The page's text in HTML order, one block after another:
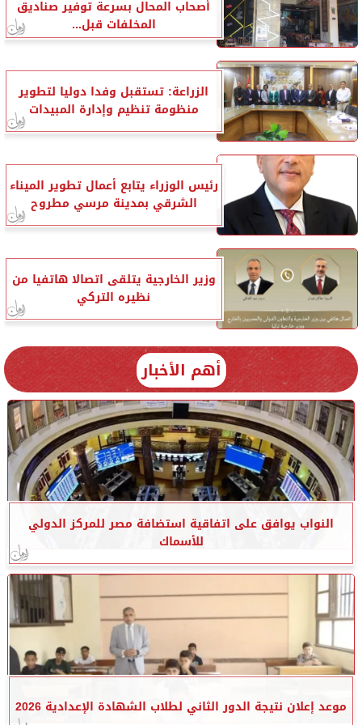
أصحاب المحال بسرعة توفير صناديق
المخلفات قبل...
الزراعة: تستقبل وفدا دوليا لتطوير
منظومة تنظيم وإدارة المبيدات
رئيس الوزراء يتابع أعمال تطوير الميناء
الشرقي بمدينة مرسي مطروح
وزير الخارجية يتلقى اتصالا هاتفيا من
نظيره التركي
أهم الأخبار
النواب يوافق على اتفاقية استضافة مصر للمركز الدولي
للأسماك
موعد إعلان نتيجة الدور الثاني لطلاب الشهادة الإعدادية 2026